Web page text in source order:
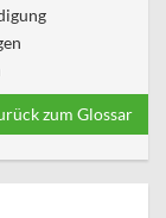
zum Glossar